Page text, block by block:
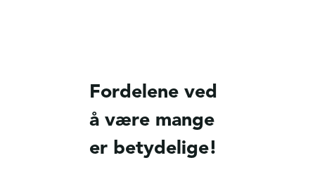
Fordelene ved
å være mange
er betydelige!